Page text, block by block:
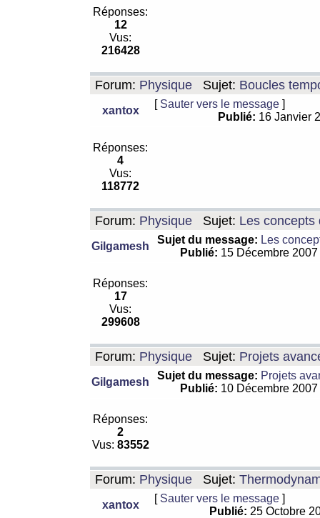
Réponses:
12
Vus:
216428
Forum: Physique Sujet: Boucles
xantox
[ Sauter vers le message ]
Publié: 16 Janvier
Réponses:
4
Vus:
118772
Forum: Physique Sujet: Les concepts
Gilgamesh
Sujet du message: Les
Publié: 15 Décembre
Réponses:
17
Vus:
299608
Forum: Physique Sujet: Projets
Gilgamesh
Sujet du message: Projets
Publié: 10 Décembre
Réponses:
2
Vus: 83552
Forum: Physique Sujet:
xantox
[ Sauter vers le message ]
Publié: 25 Octobre